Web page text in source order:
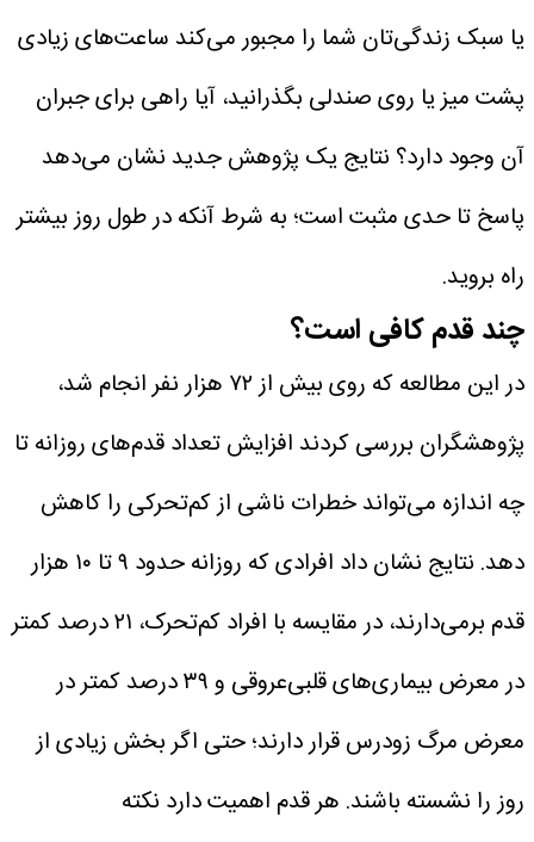
یا سبک زندگی‌تان شما را مجبور می‌کند ساعت‌های زیادی
پشت میز یا روی صندلی بگذرانید، آیا راهی برای جبران
آن وجود دارد؟ نتایج یک پژوهش جدید نشان می‌دهد
پاسخ تا حدی مثبت است؛ به شرط آنکه در طول روز بیشتر
راه بروید.
چند قدم کافی است؟
در این مطالعه که روی بیش از ۷۲ هزار نفر انجام شد،
پژوهشگران بررسی کردند افزایش تعداد قدم‌های روزانه تا
چه اندازه می‌تواند خطرات ناشی از کم‌تحرکی را کاهش
دهد.
نتایج نشان داد افرادی که روزانه حدود ۹ تا ۱۰ هزار
قدم برمی‌دارند، در مقایسه با افراد کم‌تحرک، ۲۱ درصد کمتر
در معرض بیماری‌های قلبی‌عروقی و ۳۹ درصد کمتر در
معرض مرگ زودرس قرار دارند؛ حتی اگر بخش زیادی از
روز را نشسته باشند. هر قدم اهمیت دارد نکته